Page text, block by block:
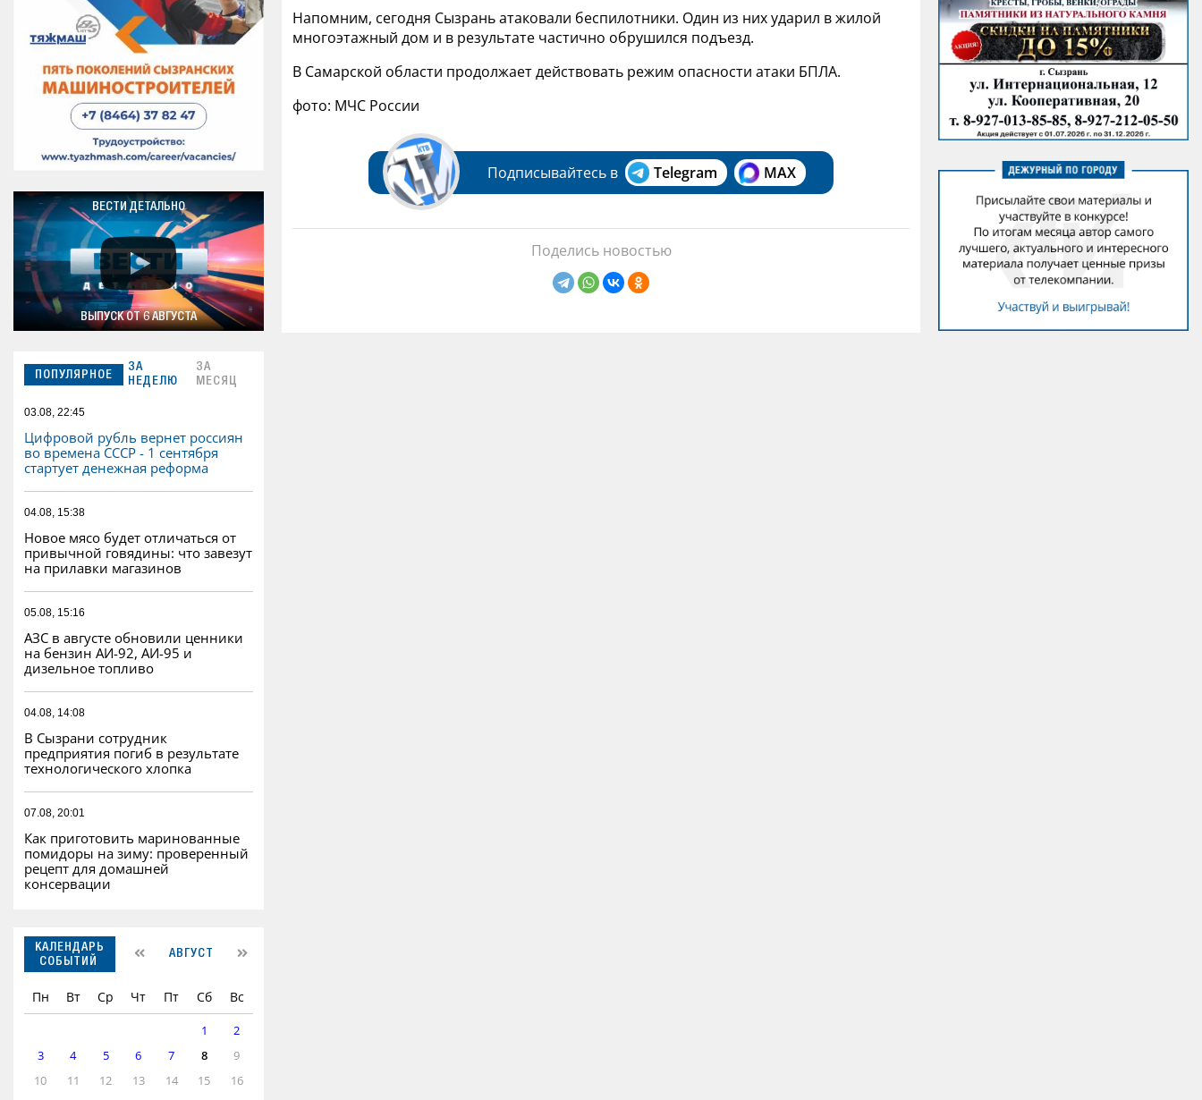
ВЕСТИ ДЕТАЛЬНО
ВЫПУСК ОТ 6 АВГУСТА
ПОПУЛЯРНОЕ
ЗА
НЕДЕЛЮ
ЗА
МЕСЯЦ
03.08, 22:45
Цифровой рубль вернет россиян
во времена СССР - 1 сентября
стартует денежная реформа
04.08, 15:38
Новое мясо будет отличаться от
привычной говядины: что завезут
на прилавки магазинов
05.08, 15:16
АЗС в августе обновили ценники
на бензин АИ-92, АИ-95 и
дизельное топливо
04.08, 14:08
В Сызрани сотрудник
предприятия погиб в результате
технологического хлопка
07.08, 20:01
Как приготовить маринованные
помидоры на зиму: проверенный
рецепт для домашней
консервации
КАЛЕНДАРЬ
СОБЫТИЙ
АВГУСТ
Пн Вт Ср Чт Пт Сб Вс
1
2
3
4 5 6 7 8
9
10
11 12 13 14 15
16
Напомним, сегодня Сызрань атаковали беспилотники. Один из них ударил в жилой
многоэтажный дом и в результате частично обрушился подъезд.
В Самарской области продолжает действовать режим опасности атаки БПЛА.
фото: МЧС России
Подписывайтесь в Telegram MAX
Поделись новостью